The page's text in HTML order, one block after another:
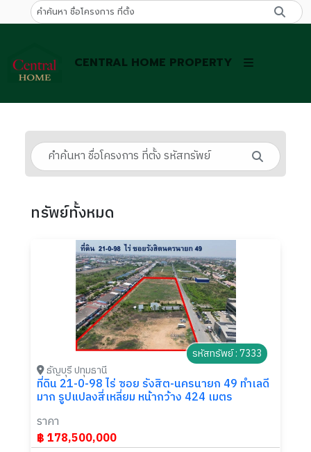
CENTRAL HOME PROPERTY
ทรัพย์ทั้งหมด
รหัสทรัพย์ : 7333
ธัญบุรี ปทุมธานี
ที่ดิน 21-0-98 ไร่ ซอย รังสิต-นครนายก 49 ทำเลดี
มาก รูปแปลงสี่เหลี่ยม หน้ากว้าง 424 เมตร
ราคา
฿ 178,500,000